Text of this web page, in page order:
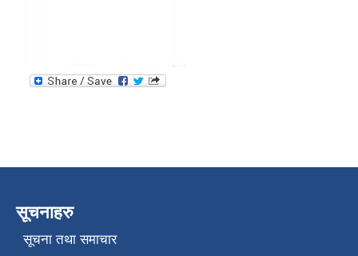
सूचनाहरु
सूचना तथा समाचार